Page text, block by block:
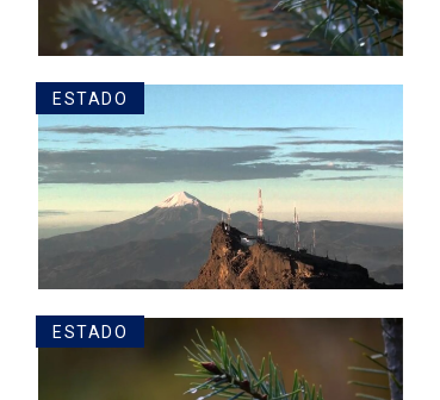
ESTADO
ESTADO